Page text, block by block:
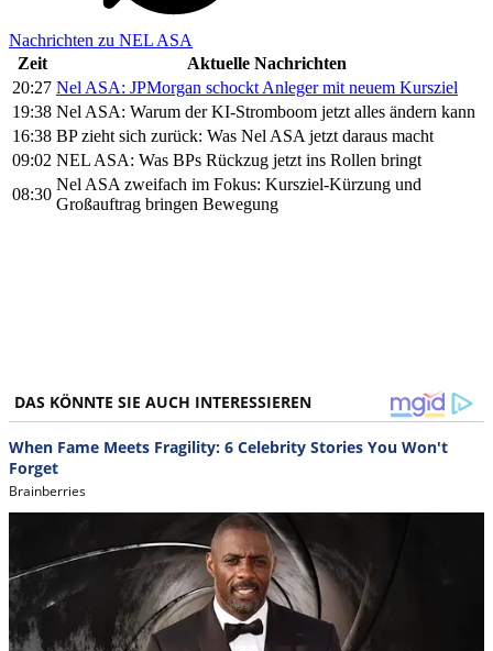
Nachrichten zu NEL ASA
Zeit
Aktuelle Nachrichten
20:27 Nel ASA: JPMorgan schockt Anleger mit neuem Kursziel
19:38 Nel ASA: Warum der KI-Stromboom jetzt alles ändern kann
16:38 BP zieht sich zurück: Was Nel ASA jetzt daraus macht
09:02 NEL ASA: Was BPs Rückzug jetzt ins Rollen bringt
08:30
Nel ASA zweifach im Fokus: Kursziel-Kürzung und
Großauftrag bringen Bewegung